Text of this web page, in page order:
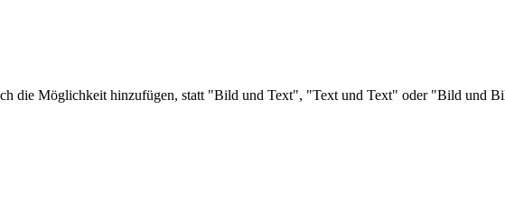
die Möglichkeit hinzufügen, statt "Bild und Text", "Text und Text" oder "Bild und